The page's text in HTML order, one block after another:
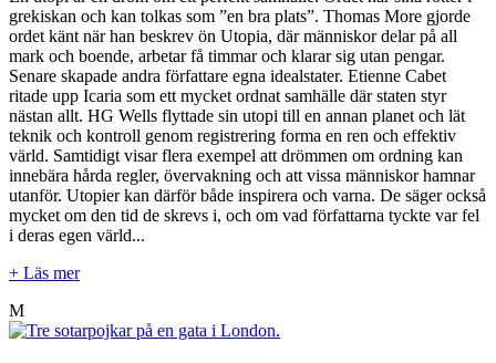
grekiskan och kan tolkas som ”en bra plats”. Thomas More gjorde
ordet känt när han beskrev ön Utopia, där människor delar på all
mark och boende, arbetar få timmar och klarar sig utan pengar.
Senare skapade andra författare egna idealstater. Etienne Cabet
ritade upp Icaria som ett mycket ordnat samhälle där staten styr
nästan allt. HG Wells flyttade sin utopi till en annan planet och lät
teknik och kontroll genom registrering forma en ren och effektiv
värld. Samtidigt visar flera exempel att drömmen om ordning kan
innebära hårda regler, övervakning och att vissa människor hamnar
utanför. Utopier kan därför både inspirera och varna. De säger också
mycket om den tid de skrevs i, och om vad författarna tyckte var fel
i deras egen värld...
+ Läs mer
M